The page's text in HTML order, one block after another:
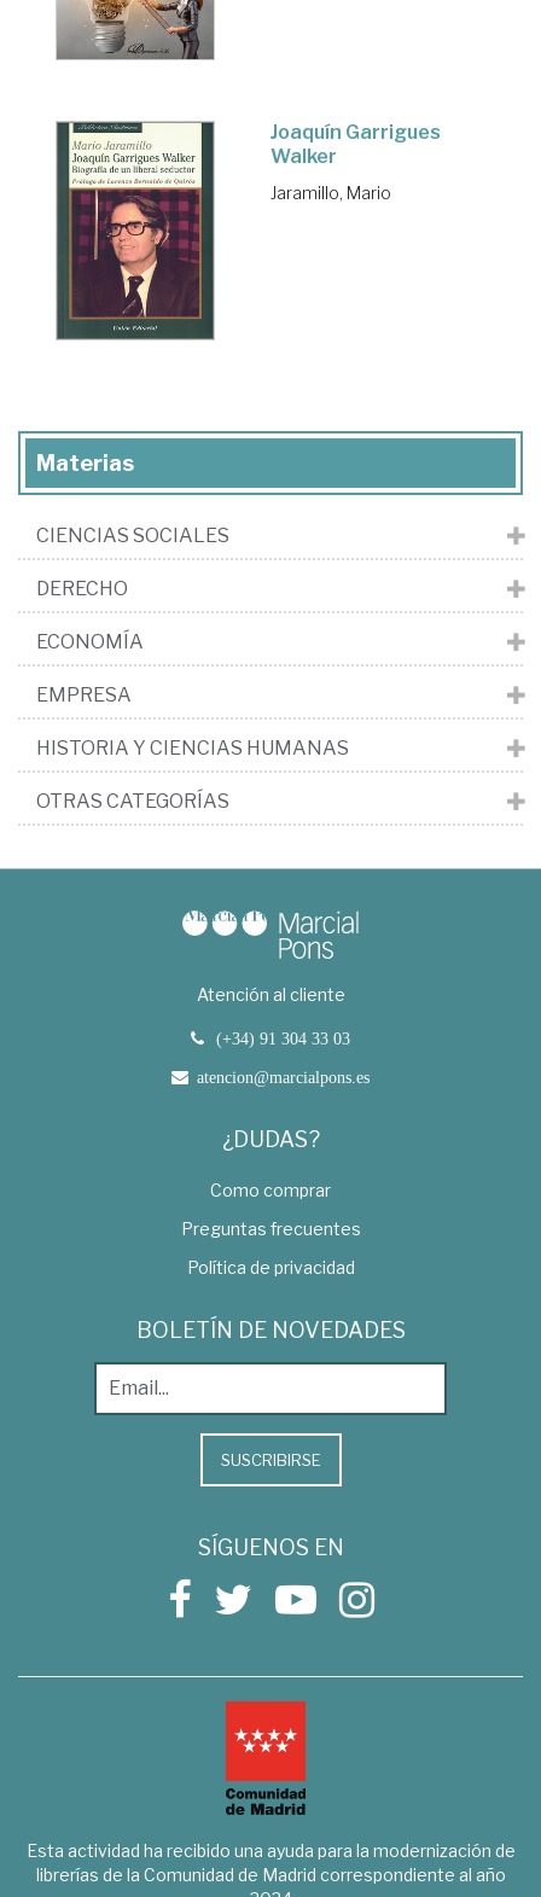
Joaquín Garrigues
Walker
Jaramillo, Mario
Materias
CIENCIAS SOCIALES
DERECHO
ECONOMÍA
EMPRESA
HISTORIA Y CIENCIAS HUMANAS
OTRAS CATEGORÍAS
Atención al cliente
(+34) 91 304 33 03
atencion@marcialpons.es
¿DUDAS?
Como comprar
Preguntas frecuentes
Política de privacidad
BOLETÍN DE NOVEDADES
SUSCRIBIRSE
SÍGUENOS EN
Esta actividad ha recibido una ayuda para la modernización de
librerías de la Comunidad de Madrid correspondiente al año